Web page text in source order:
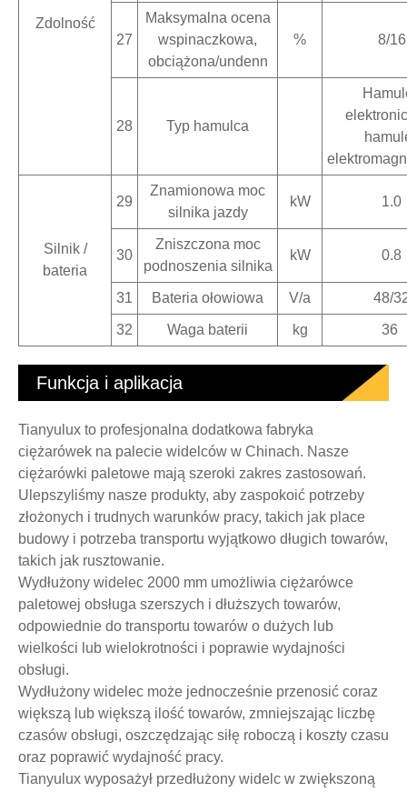
Zdolność
27
Maksymalna ocena
wspinaczkowa,
obciążona/undenn
% 8/16
28 Typ hamulca
Silnik /
bateria
29
Znamionowa moc
silnika jazdy
kW 1.0
30
Zniszczona moc
podnoszenia silnika
kW 0.8
31 Bateria ołowiowa V/a 48/
32 Waga baterii kg 36
Funkcja i aplikacja
Tianyulux to profesjonalna dodatkowa fabryka
ciężarówek na palecie widelców w Chinach. Nasze
ciężarówki paletowe mają szeroki zakres zastosowań.
Ulepszyliśmy nasze produkty, aby zaspokoić potrzeby
złożonych i trudnych warunków pracy, takich jak place
budowy i potrzeba transportu wyjątkowo długich towarów,
takich jak rusztowanie.
Wydłużony widelec 2000 mm umożliwia ciężarówce
paletowej obsługa szerszych i dłuższych towarów,
odpowiednie do transportu towarów o dużych lub
wielkości lub wielokrotności i poprawie wydajności
obsługi.
Wydłużony widelec może jednocześnie przenosić coraz
większą lub większą ilość towarów, zmniejszając liczbę
czasów obsługi, oszczędzając siłę roboczą i koszty czasu
oraz poprawić wydajność pracy.
Tianyulux wyposażył przedłużony widelc w zwiększoną